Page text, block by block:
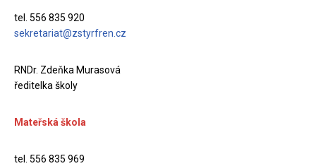
tel. 556 835 920
sekretariat@zstyrfren.cz
RNDr. Zdeňka Murasová
ředitelka školy
Mateřská škola
tel. 556 835 969